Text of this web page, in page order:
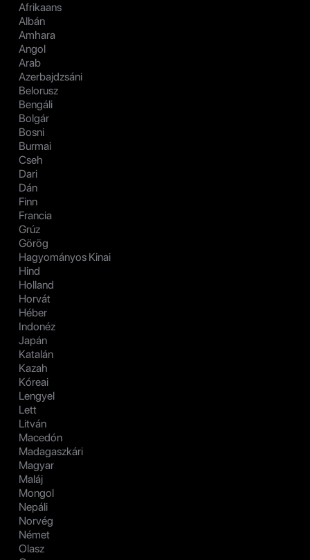
Afrikaans
Albán
Amhara
Angol
Arab
Azerbajdzsáni
Belorusz
Bengáli
Bolgár
Bosni
Burmai
Cseh
Dari
Dán
Finn
Francia
Grúz
Görög
Hagyományos Kinai
Hind
Holland
Horvát
Héber
Indonéz
Japán
Katalán
Kazah
Kóreai
Lengyel
Lett
Litván
Macedón
Madagaszkári
Magyar
Maláj
Mongol
Nepáli
Norvég
Német
Olasz